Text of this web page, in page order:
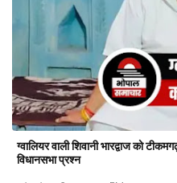
ग्वालियर वाली शिवानी भारद्वाज को
विधानसभा प्रश्न